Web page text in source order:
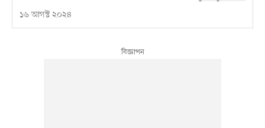
১৬ আগস্ট ২০২৪